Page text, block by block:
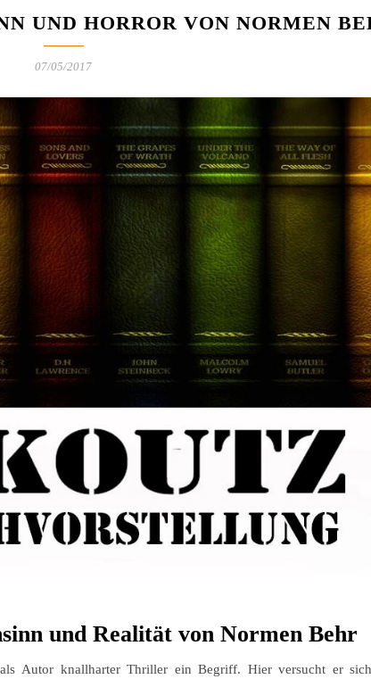
UND HORROR VON NORMEN
07/05/2017
und Realität von Normen Behr
Autor knallharter Thriller ein Begriff. Hier versucht er